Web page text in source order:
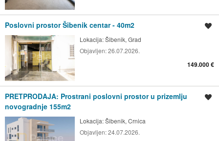
Poslovni prostor Šibenik centar - 40m2
Lokacija:Šibenik, Grad
Objavljen:26.07.2026.
149.000 €
PRETPRODAJA: Prostrani poslovni prostor u prizemlju
novogradnje 155m2
Lokacija:Šibenik, Crnica
Objavljen:24.07.2026.